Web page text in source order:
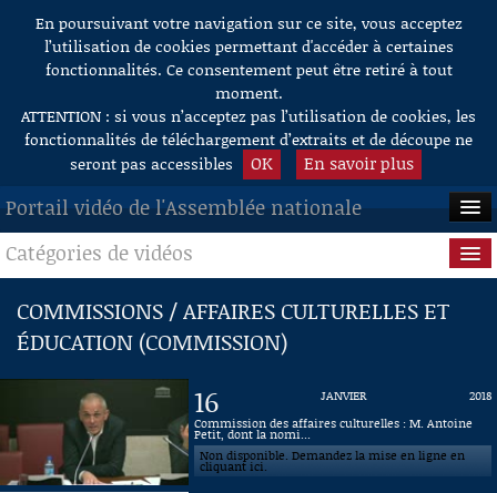
Aller au contenu
En poursuivant votre navigation sur ce site, vous acceptez
l’utilisation de cookies permettant d'accéder à certaines
fonctionnalités. Ce consentement peut être retiré à tout
moment.
ATTENTION : si vous n’acceptez pas l’utilisation de cookies, les
fonctionnalités de téléchargement d’extraits et de découpe ne
seront pas accessibles
OK En savoir plus
Portail vidéo de l'Assemblée nationale
ACCUEIL
EN DIRECT
À LA DEMANDE
RECHERCHE
AIDE À LA DÉCOUPE
DE VIDÉOS
Catégories de vidéos
Séance publique
Questions au Gouvernement
Commissions
Présidence
COMMISSIONS / AFFAIRES CULTURELLES ET
ÉDUCATION (COMMISSION)
16 JANVIER
2018
Commission des affaires culturelles : M. Antoine
Petit, dont la nomi...
Non disponible. Demandez la mise en ligne en
cliquant ici.